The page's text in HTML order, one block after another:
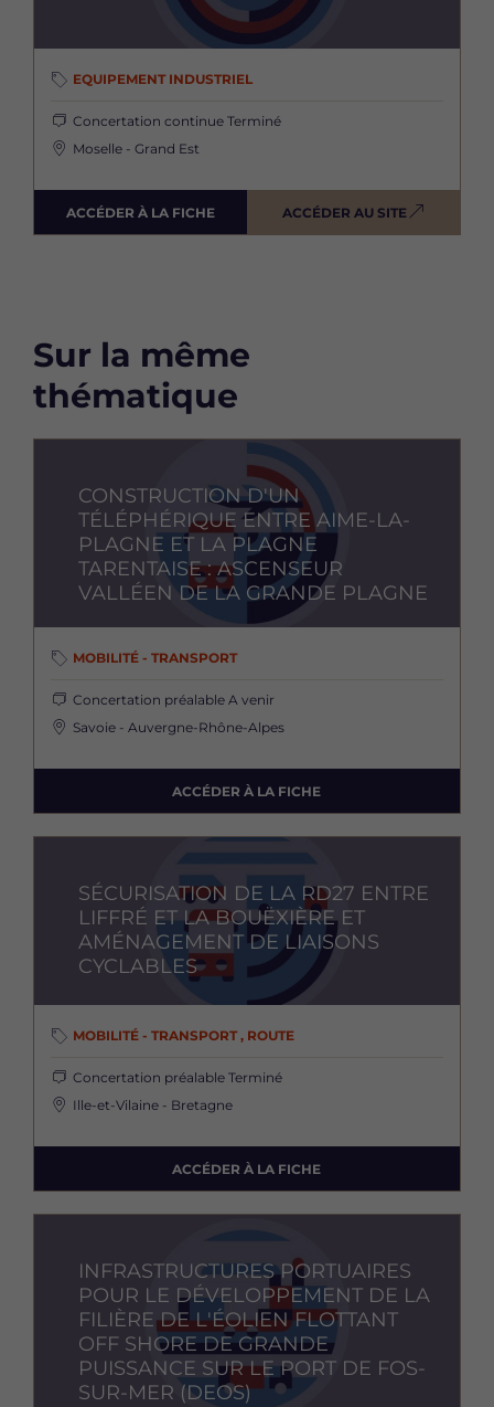
EQUIPEMENT INDUSTRIEL
Concertation continue Terminé
Moselle - Grand Est
ACCÉDER À LA FICHE ACCÉDER AU SITE
Sur la même
thématique
CONSTRUCTION D'UN
TÉLÉPHÉRIQUE ENTRE AIME-LA-
PLAGNE ET LA PLAGNE
TARENTAISE : ASCENSEUR
VALLÉEN DE LA GRANDE PLAGNE
MOBILITÉ - TRANSPORT
Concertation préalable A venir
Savoie - Auvergne-Rhône-Alpes
ACCÉDER À LA FICHE
SÉCURISATION DE LA RD27 ENTRE
LIFFRÉ ET LA BOUËXIÈRE ET
AMÉNAGEMENT DE LIAISONS
CYCLABLES
MOBILITÉ - TRANSPORT , ROUTE
Concertation préalable Terminé
Ille-et-Vilaine - Bretagne
ACCÉDER À LA FICHE
INFRASTRUCTURES PORTUAIRES
POUR LE DÉVELOPPEMENT DE LA
FILIÈRE DE L'ÉOLIEN FLOTTANT
OFF SHORE DE GRANDE
PUISSANCE SUR LE PORT DE FOS-
SUR-MER (DEOS)